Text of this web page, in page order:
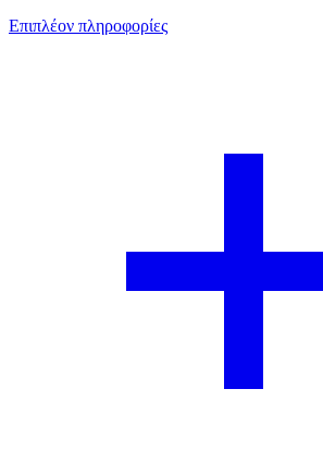
Επιπλέον πληροφορίες